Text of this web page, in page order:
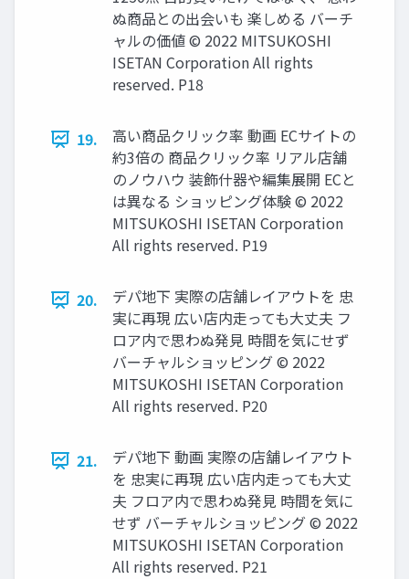
ぬ商品との出会いも 楽しめる バーチ
ャルの価値 © 2022 MITSUKOSHI
ISETAN Corporation All rights
reserved. P18
19.
高い商品クリック率 動画 ECサイトの
約3倍の 商品クリック率 リアル店舗
のノウハウ 装飾什器や編集展開 ECと
は異なる ショッピング体験 © 2022
MITSUKOSHI ISETAN Corporation
All rights reserved. P19
20.
デパ地下 実際の店舗レイアウトを 忠
実に再現 広い店内走っても大丈夫 フ
ロア内で思わぬ発見 時間を気にせず
バーチャルショッピング © 2022
MITSUKOSHI ISETAN Corporation
All rights reserved. P20
21.
デパ地下 動画 実際の店舗レイアウト
を 忠実に再現 広い店内走っても大丈
夫 フロア内で思わぬ発見 時間を気に
せず バーチャルショッピング © 2022
MITSUKOSHI ISETAN Corporation
All rights reserved. P21